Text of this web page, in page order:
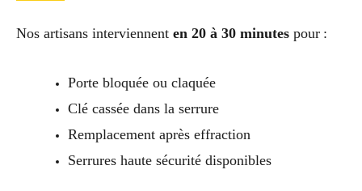
Nos artisans interviennent en 20 à 30 minutes pour :
Porte bloquée ou claquée
Clé cassée dans la serrure
Remplacement après effraction
Serrures haute sécurité disponibles